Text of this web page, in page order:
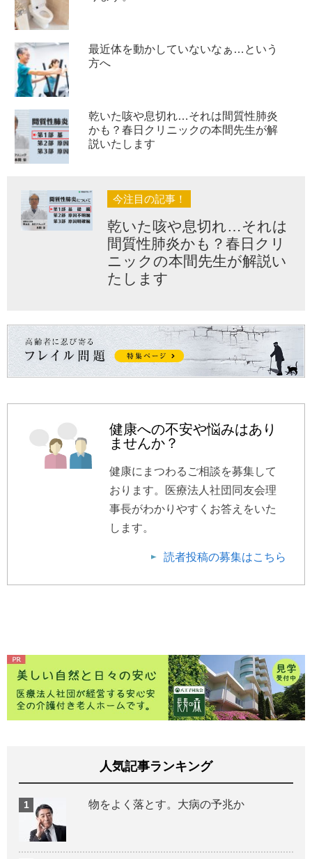
最近体を動かしていないなぁ…という
方へ
乾いた咳や息切れ…それは間質性肺炎
かも？春日クリニックの本間先生が解
説いたします
今注目の記事！
乾いた咳や息切れ…それは
間質性肺炎かも？春日クリ
ニックの本間先生が解説い
たします
健康への不安や悩みはあり
ませんか？
健康にまつわるご相談を募集して
おります。医療法人社団同友会理
事長がわかりやすくお答えをいた
します。
読者投稿の募集はこちら
人気記事ランキング
物をよく落とす。大病の予兆か